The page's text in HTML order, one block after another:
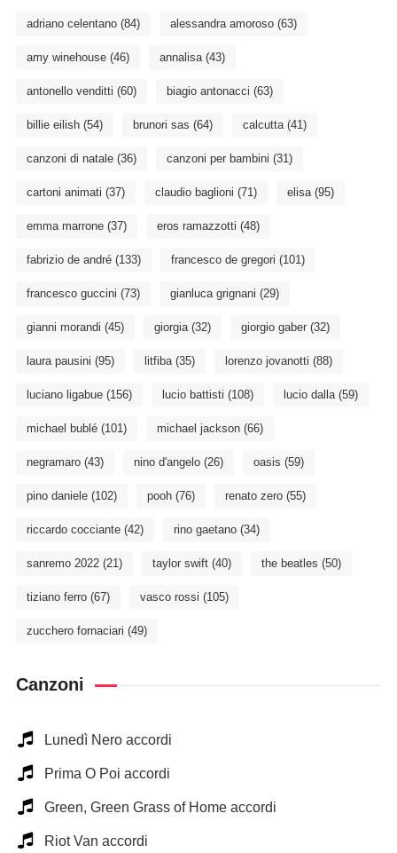
adriano celentano(84) alessandra amoroso(63)
amy winehouse(46) annalisa(43)
antonello venditti (60) biagio antonacci (63)
billie eilish(54) brunori sas (64) calcutta(41)
canzoni di natale(36) canzoni per bambini (31)
cartoni animati (37) claudio baglioni (71) elisa(95)
emma marrone(37) eros ramazzotti (48)
fabrizio de andré(133) francesco de gregori (101)
francesco guccini (73) gianluca grignani (29)
gianni morandi (45) giorgia(32) giorgio gaber(32)
laura pausini (95) litfiba(35) lorenzo jovanotti (88)
luciano ligabue(156) lucio battisti (108) lucio dalla(59)
michael bublé(101) michael jackson(66)
negramaro(43) nino d'angelo(26) oasis (59)
pino daniele(102) pooh(76) renato zero(55)
riccardo cocciante(42) rino gaetano(34)
sanremo 2022(21) taylor swift(40) the beatles (50)
tiziano ferro(67) vasco rossi (105)
zucchero fornaciari (49)
Canzoni
Lunedì Nero accordi
Prima O Poi accordi
Green, Green Grass of Home accordi
Riot Van accordi